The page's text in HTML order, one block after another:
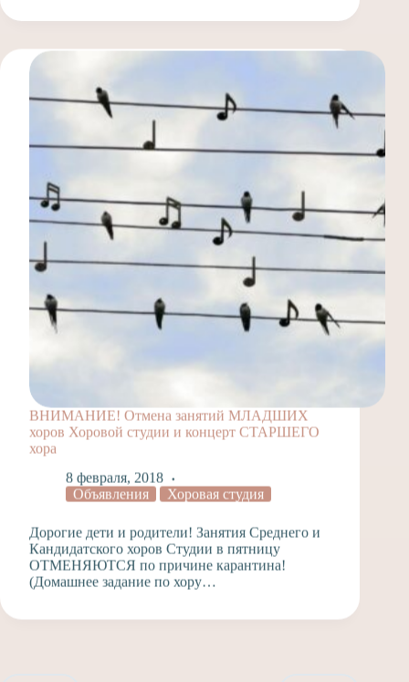
ВНИМАНИЕ! Отмена занятий МЛАДШИХ
хоров Хоровой студии и концерт СТАРШЕГО
хора
8 февраля, 2018
Объявления
Хоровая студия
Дорогие дети и родители! Занятия Среднего и
Кандидатского хоров Студии в пятницу
ОТМЕНЯЮТСЯ по причине карантина!
(Домашнее задание по хору…